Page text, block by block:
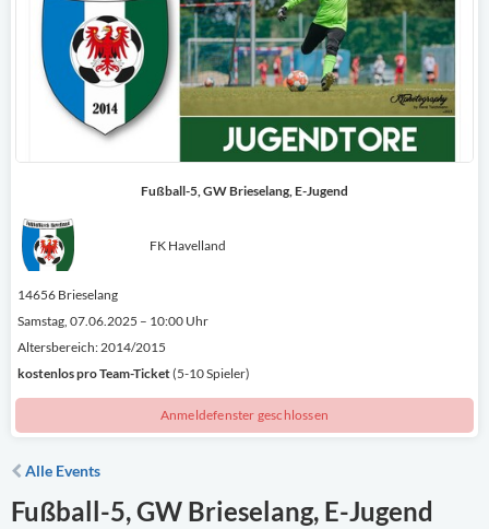
Fußball-5, GW Brieselang, E-Jugend
FK Havelland
14656 Brieselang
Samstag, 07.06.2025 – 10:00 Uhr
Altersbereich: 2014/2015
kostenlospro Team-Ticket(5-10 Spieler)
Anmeldefenster geschlossen
Alle Events
Fußball-5, GW Brieselang, E-Jugend